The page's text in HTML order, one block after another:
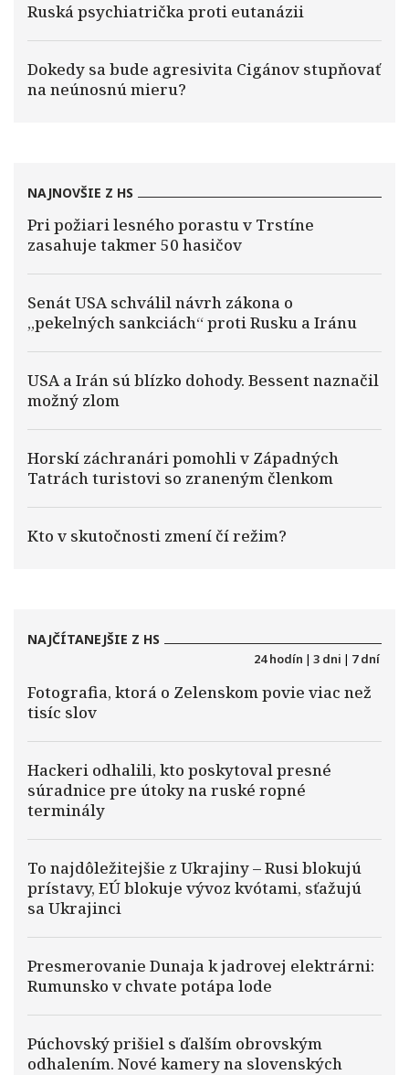
Ruská psychiatrička proti eutanázii
Dokedy sa bude agresivita Cigánov stupňovať
na neúnosnú mieru?
NAJNOVŠIE Z HS
Pri požiari lesného porastu v Trstíne
zasahuje takmer 50 hasičov
Senát USA schválil návrh zákona o
„pekelných sankciách“ proti Rusku a Iránu
USA a Irán sú blízko dohody. Bessent naznačil
možný zlom
Horskí záchranári pomohli v Západných
Tatrách turistovi so zraneným členkom
Kto v skutočnosti zmení čí režim?
NAJČÍTANEJŠIE Z HS
24 hodín | 3 dni | 7 dní
Fotografia, ktorá o Zelenskom povie viac než
tisíc slov
Hackeri odhalili, kto poskytoval presné
súradnice pre útoky na ruské ropné
terminály
To najdôležitejšie z Ukrajiny – Rusi blokujú
prístavy, EÚ blokuje vývoz kvótami, sťažujú
sa Ukrajinci
Presmerovanie Dunaja k jadrovej elektrárni:
Rumunsko v chvate potápa lode
Púchovský prišiel s ďalším obrovským
odhalením. Nové kamery na slovenských